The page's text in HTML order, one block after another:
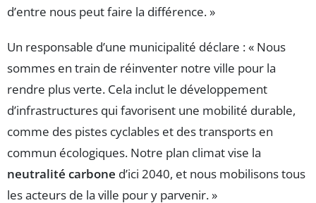
d’entre nous peut faire la différence. »
Un responsable d’une municipalité déclare : « Nous
sommes en train de réinventer notre ville pour la
rendre plus verte. Cela inclut le développement
d’infrastructures qui favorisent une mobilité durable,
comme des pistes cyclables et des transports en
commun écologiques. Notre plan climat vise la
neutralité carbone d’ici 2040, et nous mobilisons tous
les acteurs de la ville pour y parvenir. »